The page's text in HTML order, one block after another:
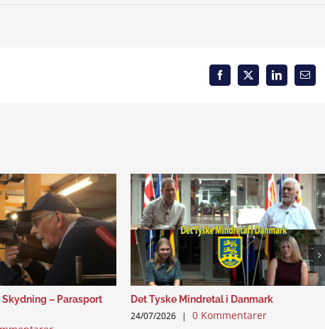
Facebook
X LinkedInEmail
– Parasport Det Tyske Mindretal i Danmark
24/07/2026 | 0 Kommentarer